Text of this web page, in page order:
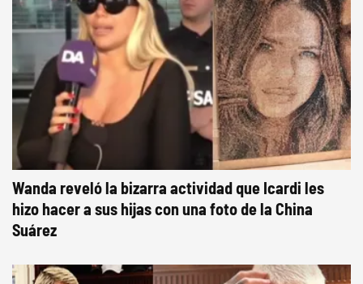
Wanda reveló la bizarra actividad que Icardi les
hizo hacer a sus hijas con una foto de la China
Suárez